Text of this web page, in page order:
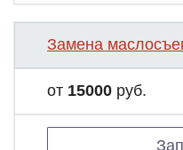
Замена
от 15000 руб.